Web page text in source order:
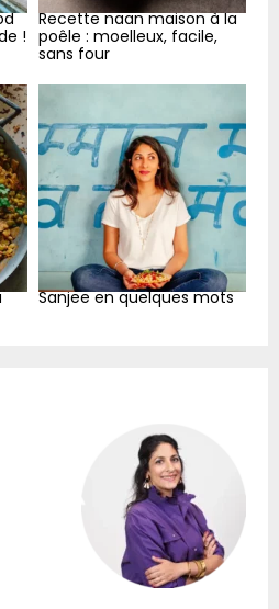
!
Recette naan maison à la
poêle : moelleux, facile,
sans four
Sanjee en quelques mots